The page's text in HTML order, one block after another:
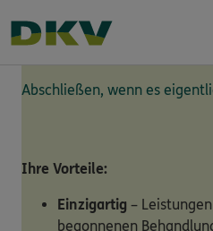
Abschließen, wenn es
Ihre Vorteile:
Einzigartig –
begonnenen